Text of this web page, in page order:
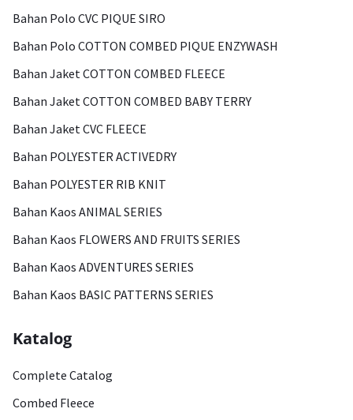
Bahan Polo CVC PIQUE SIRO
Bahan Polo COTTON COMBED PIQUE ENZYWASH
Bahan Jaket COTTON COMBED FLEECE
Bahan Jaket COTTON COMBED BABY TERRY
Bahan Jaket CVC FLEECE
Bahan POLYESTER ACTIVEDRY
Bahan POLYESTER RIB KNIT
Bahan Kaos ANIMAL SERIES
Bahan Kaos FLOWERS AND FRUITS SERIES
Bahan Kaos ADVENTURES SERIES
Bahan Kaos BASIC PATTERNS SERIES
Katalog
Complete Catalog
Combed Fleece